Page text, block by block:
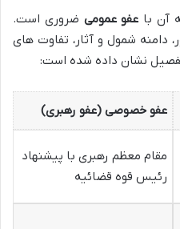
آن با عفو عمومی ضروری است.
دامنه شمول و آثار، تفاوت های
نشان داده شده است:
عفو خصوصی (عفو رهبری)
مقام معظم رهبری با پیشنهاد
رئیس قوه قضائیه